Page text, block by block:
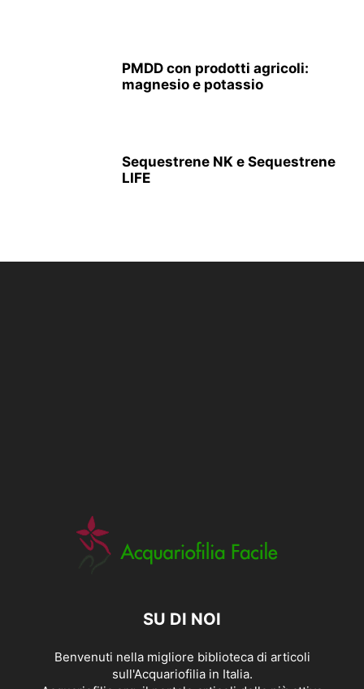
PMDD con prodotti agricoli:
magnesio e potassio
Sequestrene NK e Sequestrene
LIFE
SU DI NOI
Benvenuti nella migliore biblioteca di articoli
sull'Acquariofilia in Italia.